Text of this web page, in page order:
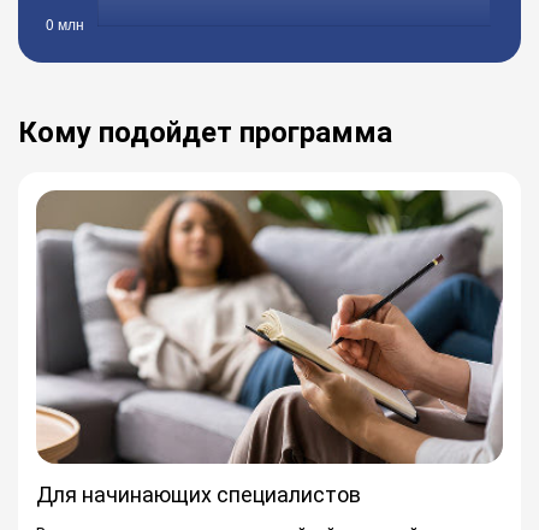
Кому подойдет программа
Для начинающих специалистов